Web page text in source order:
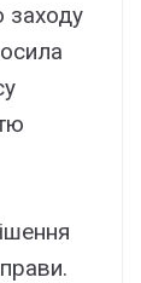
заходу